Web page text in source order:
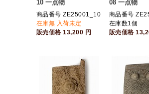
10 一点物
商品番号 ZE25001_10
在庫無 入荷未定
販売価格13,200 円
08 一点物
商品番号
在庫数1個
販売価格